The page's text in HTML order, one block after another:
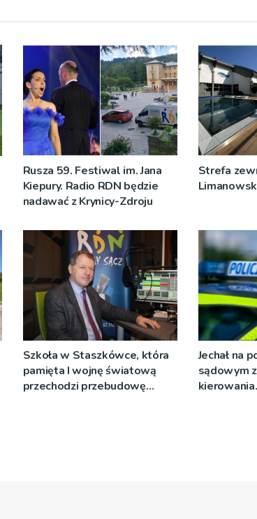
Rusza 59. Festiwal im. Jana
Kiepury. Radio RDN będzie
nadawać z Krynicy-Zdroju
Strefa
Szkoła w Staszkówce, która
pamięta I wojnę światową
przechodzi przebudowę
Jechał na
sądowym